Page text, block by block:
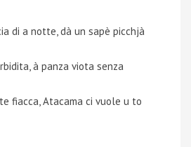
di a notte, dà un sapè picchjà
à panza viota senza
fiacca, Atacama ci vuole u to